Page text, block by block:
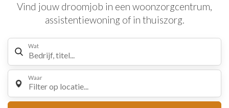
Vind jouw droomjob in een woonzorgcentrum,
assistentiewoning of in thuiszorg.
Wat
Waar
Filter op locatie...